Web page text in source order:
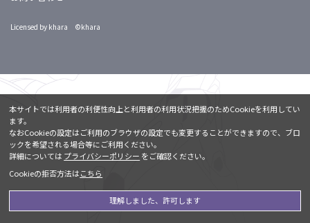
Licensed by khara ©khara
本サイトでは利用者の利便性向上と利用者の利用状況把握のためCookieを利用してい
ます。
なおCookieの設定はご利用のブラウザの設定でも変更することができますので、ブロ
ックを希望される場合等にご利用ください。
詳細については プライバシーポリシー をご確認ください。
Cookieの拒否方法はこちら
理解しました、許可します